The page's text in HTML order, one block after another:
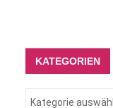
KATEGORIEN